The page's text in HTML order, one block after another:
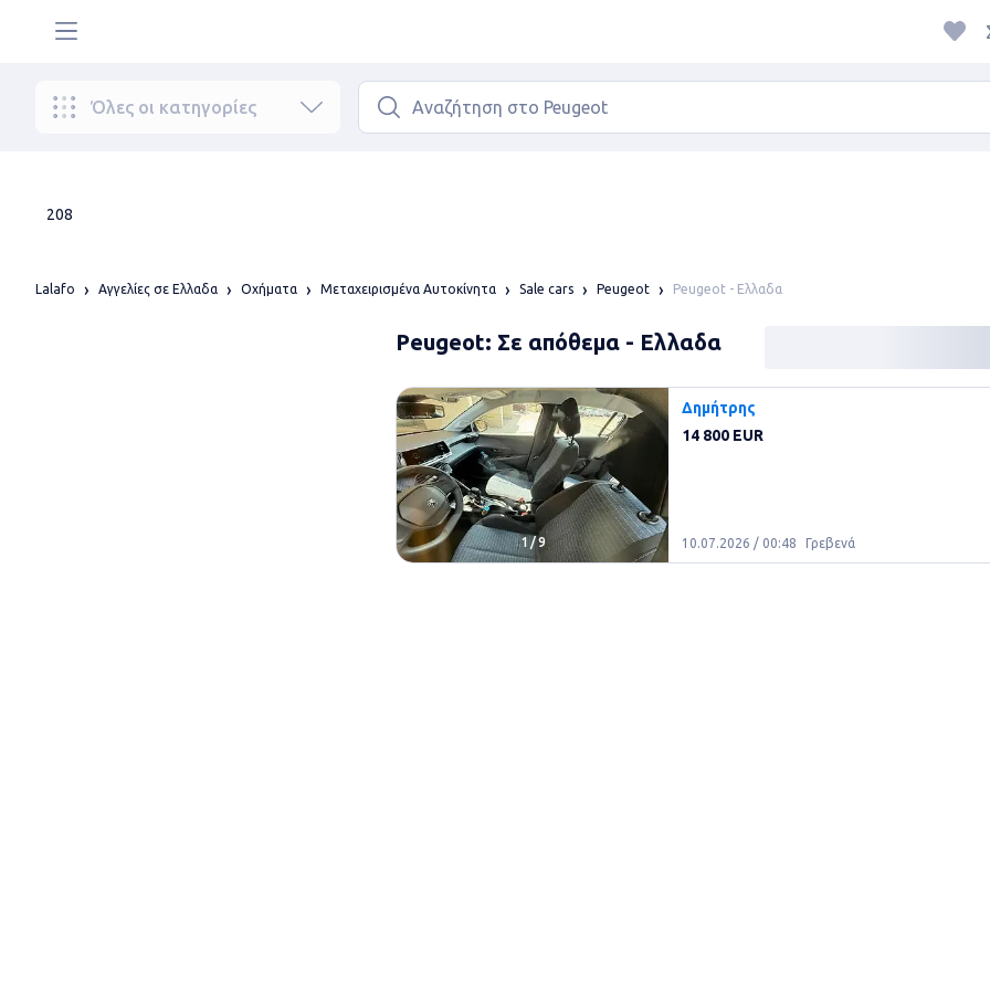
Όλες οι κατηγορίες
208
Lalafo Αγγελίες σε Ελλαδα Οχήματα Μεταχειρισμένα Αυτοκίνητα Sale cars Peugeot Peugeot - Ελλαδα
Peugeot: Σε απόθεμα - Ελλαδα
1 /9
Δημήτρης
14 800 EUR
10.07.2026 / 00:48 Γρεβενά